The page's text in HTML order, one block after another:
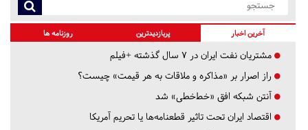
آخرین اخبار پربازدیدترین روزنامه ها
مشتریان نفت ایران در ۷ سال گذشته +فیلم
راز اصرار بر «مذاکره و ملاقات به هر قیمت» چیست؟
آنتن شبکه افق «خط‌خطی» شد
اقتصاد ایران تحت تاثیر قطعنامه‌ها یا تحریم‌ آمریکا